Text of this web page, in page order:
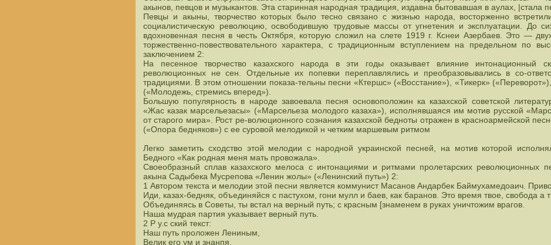
акынов, певцов и музыкантов. Эта старинная народная традиция, издавна бытовавшая в аулах, |стала
Певцы и акыны, творчество которых было тесно связано с жизнью народа, восторженно
социалистическую революцию, освободившую трудовые массы от угнетения и эксплуатации. До
вдохновенная песня в честь Октября, которую сложил на слете 1919 г. Кснеи Азербаев. Это —
торжественно-повествовательного характера, с традиционным вступлением на предельном по
заключением 2:
На песенное творчество казахского народа в эти годы оказывает влияние интонационный
революционных не сен. Отдельные их попевки переплавлялись и преобразовывались в со-
традициями. В этом отношении показа-тельны песни «Ктершс» («Восстание»), «Тикерк»
(«Молодежь, стремись вперед»).
Большую популярность в народе завоевала песня основоположин ка казахской советской
«Жас казак марсельезасы» («Марсельеза молодого казаха»), исполнявшаяся им мотив русской
от старого мира». Рост ре-волюционного сознания казахской бедноты отражен в красноармейской
(«Опора бедняков») с ее суровой мелодикой н четким маршевым ритмом
Легко заметить сходство этой мелодии с народной украинской песней, на мотив которой
Бедного «Как родная меня мать провожала».
Своеобразный сплав казахского мелоса с интонациями и ритмами пролетарских революционных
акына Садыбека Мусрепова «Ленин жолы» («Ленинский путь») 2:
1 Автором текста и мелодии этой песни является коммунист Масанов Андарбек Баймухамедоаич.
Иди, казах-бедняк, объединяйся с пастухом, гони мулл и баев, как баранов. Это время твое, свобода а
Объединяясь в Советы, ты встал на верный путь; с красным [знаменем в руках уничтожим врагов.
Наша мудрая партия указывает верный путь.
2 Р у.с ский текст:
Наш путь проложен Лениным,
Велик его ум и знанпя.